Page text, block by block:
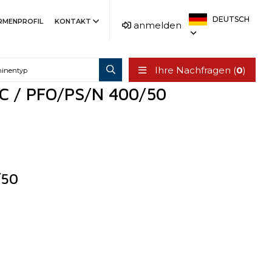
KONTAKT anmelden
DEUTSCH
Ihre Nachfragen (0)
/ PFO/PS/N 400/50